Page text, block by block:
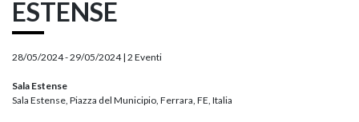
ESTENSE
28/05/2024 - 29/05/2024 | 2 Eventi
Sala Estense
Sala Estense, Piazza del Municipio, Ferrara, FE, Italia